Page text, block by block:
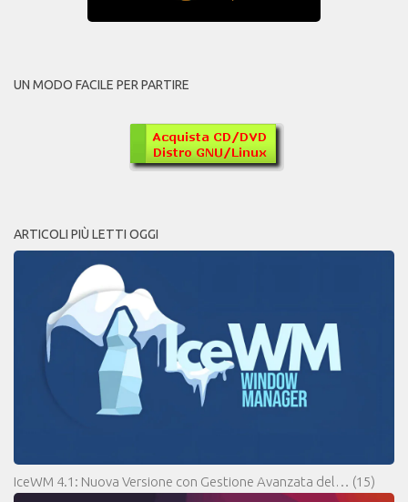
UN MODO FACILE PER PARTIRE
ARTICOLI PIÙ LETTI OGGI
IceWM 4.1: Nuova Versione con Gestione Avanzata del… (15)